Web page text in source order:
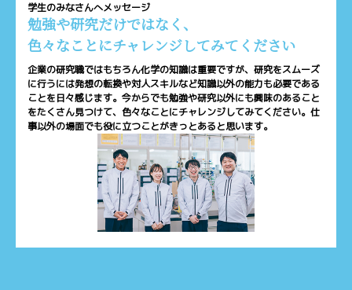
学生のみなさんへメッセージ
勉強や研究だけではなく、
色々なことにチャレンジしてみてください
企業の研究職ではもちろん化学の知識は重要ですが、研究をスムーズ
に行うには発想の転換や対人スキルなど知識以外の能力も必要である
ことを日々感じます。今からでも勉強や研究以外にも興味のあること
をたくさん見つけて、色々なことにチャレンジしてみてください。仕
事以外の場面でも役に立つことがきっとあると思います。